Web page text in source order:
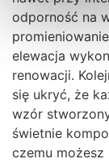
odporność na
elewacja
renowacji.
się ukryć, że
wzór
świetnie
czemu